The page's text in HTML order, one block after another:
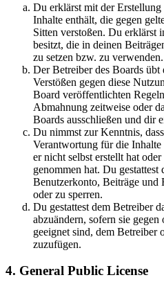
Du erklärst mit der Erstellung
Inhalte enthält, die gegen
Sitten verstoßen. Du erklärst
besitzt, die in deinen
zu setzen bzw. zu verwenden.
Der Betreiber des Boards übt
Verstößen gegen diese
Board veröffentlichten
Abmahnung zeitweise oder
Boards ausschließen und dir
Du nimmst zur Kenntnis,
Verantwortung für die
er nicht selbst erstellt hat
genommen hat. Du gestattest
Benutzerkonto, Beiträge und
oder zu sperren.
Du gestattest dem Betreiber
abzuändern, sofern sie
geeignet sind, dem Betreiber
zuzufügen.
4. General Public License